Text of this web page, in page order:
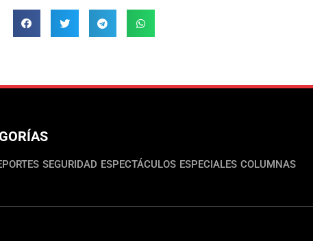
SEGURIDAD ESPECTÁCULOS ESPECIALES COLUMNAS